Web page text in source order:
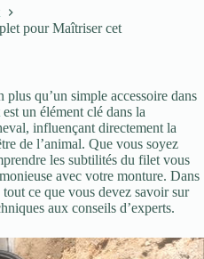
pour Maîtriser cet
qu’un simple accessoire dans
est un élément clé dans la
influençant directement la
de l’animal. Que vous soyez
les subtilités du filet vous
avec votre monture. Dans
ce que vous devez savoir sur
aux conseils d’experts.